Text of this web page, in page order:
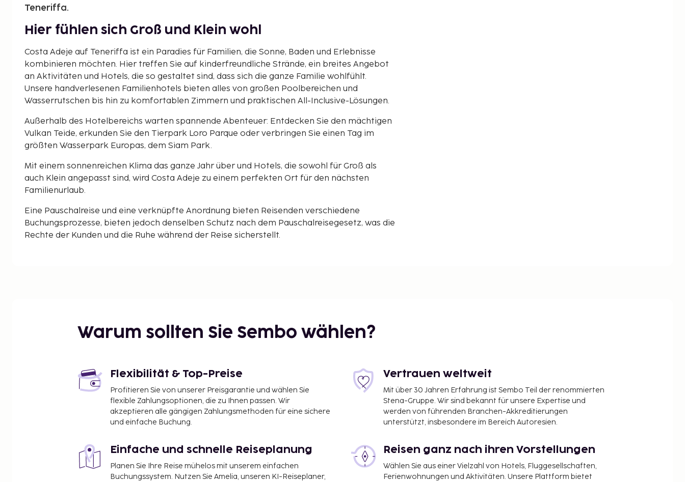
Teneriffa.
Hier fühlen sich Groß und Klein wohl
Costa Adeje auf Teneriffa ist ein Paradies für Familien, die Sonne, Baden und Erlebnisse
kombinieren möchten. Hier treffen Sie auf kinderfreundliche Strände, ein breites Angebot
an Aktivitäten und Hotels, die so gestaltet sind, dass sich die ganze Familie wohlfühlt.
Unsere handverlesenen Familienhotels bieten alles von großen Poolbereichen und
Wasserrutschen bis hin zu komfortablen Zimmern und praktischen All-Inclusive-Lösungen.
Außerhalb des Hotelbereichs warten spannende Abenteuer: Entdecken Sie den mächtigen
Vulkan Teide, erkunden Sie den Tierpark Loro Parque oder verbringen Sie einen Tag im
größten Wasserpark Europas, dem Siam Park.
Mit einem sonnenreichen Klima das ganze Jahr über und Hotels, die sowohl für Groß als
auch Klein angepasst sind, wird Costa Adeje zu einem perfekten Ort für den nächsten
Familienurlaub.
Eine Pauschalreise und eine verknüpfte Anordnung bieten Reisenden verschiedene
Buchungsprozesse, bieten jedoch denselben Schutz nach dem Pauschalreisegesetz, was die
Rechte der Kunden und die Ruhe während der Reise sicherstellt.
Warum sollten Sie Sembo wählen?
Flexibilität & Top-Preise
Profitieren Sie von unserer Preisgarantie und wählen Sie
flexible Zahlungsoptionen, die zu Ihnen passen. Wir
akzeptieren alle gängigen Zahlungsmethoden für eine sichere
und einfache Buchung.
Vertrauen weltweit
Mit über 30 Jahren Erfahrung ist Sembo Teil der renommierten
Stena-Gruppe. Wir sind bekannt für unsere Expertise und
werden von führenden Branchen-Akkreditierungen
unterstützt, insbesondere im Bereich Autoresien.
Einfache und schnelle Reiseplanung
Planen Sie Ihre Reise mühelos mit unserem einfachen
Buchungssystem. Nutzen Sie Amelia, unseren KI-Reiseplaner,
Reisen ganz nach ihren Vorstellungen
Wählen Sie aus einer Vielzahl von Hotels, Fluggesellschaften,
Ferienwohnungen und Aktivitäten. Unsere Plattform bietet